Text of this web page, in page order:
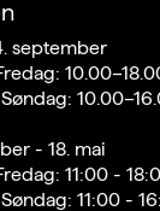
september
- 18. mai
11:00 -
11:00 -